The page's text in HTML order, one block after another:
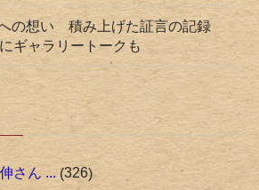
の想い 積み上げた証言の記録
ギャラリートークも
さん ... 326